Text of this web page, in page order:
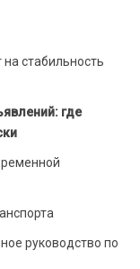
стабильность
где
руководство по